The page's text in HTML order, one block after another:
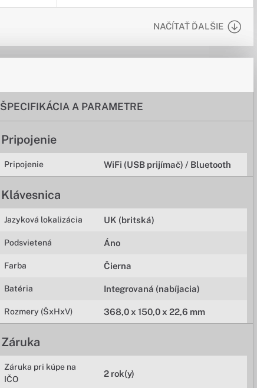
NAČÍTAŤ ĎALŠIE
ŠPECIFIKÁCIA A PARAMETRE
Pripojenie
Pripojenie WiFi (USB prijímač) / Bluetooth
Klávesnica
Jazyková lokalizácia UK (britská)
Podsvietená Áno
Farba Čierna
Batéria Integrovaná (nabíjacia)
Rozmery (ŠxHxV) 368,0 x 150,0 x 22,6 mm
Záruka
Záruka pri kúpe na
IČO
2 rok(y)